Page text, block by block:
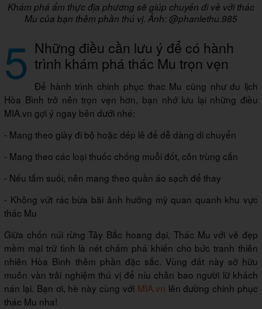
Khám phá ẩm thực địa phương sẽ giúp chuyến đi về với thác
Mu của bạn thêm phần thú vị. Ảnh: @phanlethu.985
5 Những điều cần lưu ý để có hành
trình khám phá thác Mu trọn vẹn
Để hành trình chinh phục thac Mu cũng như du lịch
Hòa Bình trở nên trọn vẹn hơn, bạn nhớ lưu lại những điều
MIA.vn gợi ý ngay bên dưới nhé:
- Mang theo giày đi bộ hoặc dép lê để dễ dàng di chuyển
- Mang theo các loại thuốc chống muỗi đốt, côn trùng cắn
- Nếu tắm suối, nên mang theo quần áo sạch để thay
- Không vứt rác bừa bãi ảnh hưởng mỹ quan quanh khu vực
thác Mu
Giữa chốn núi rừng Tây Bắc hoang dại, Thác Mu với vẻ đẹp
mềm mại trữ tình là nét chấm phá khiến cho bức tranh thiên
nhiên Hòa Bình thêm phần đặc sắc. Vùng đất này sở hữu
muôn vàn trải nghiệm thú vị để níu chân bao người lữ khách
nán lại. Bạn ơi, hè này cùng với MIA.vn lên đường chinh phục
thác Mu nha!